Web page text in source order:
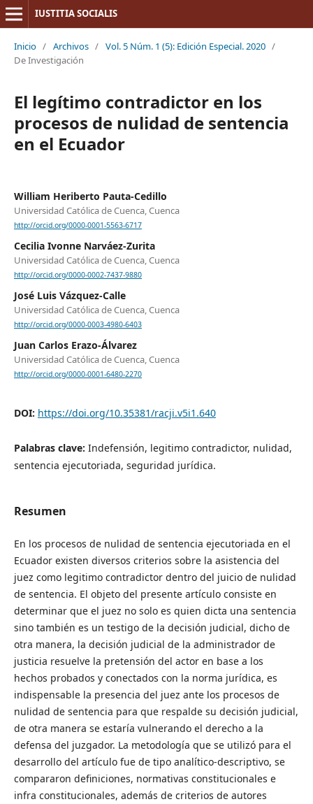
IUSTITIA SOCIALIS
Inicio / Archivos / Vol. 5 Núm. 1 (5): Edición Especial. 2020 /
De Investigación
El legítimo contradictor en los
procesos de nulidad de sentencia
en el Ecuador
William Heriberto Pauta-Cedillo
Universidad Católica de Cuenca, Cuenca
http://orcid.org/0000-0001-5563-6717
Cecilia Ivonne Narváez-Zurita
Universidad Católica de Cuenca, Cuenca
http://orcid.org/0000-0002-7437-9880
José Luis Vázquez-Calle
Universidad Católica de Cuenca, Cuenca
http://orcid.org/0000-0003-4980-6403
Juan Carlos Erazo-Álvarez
Universidad Católica de Cuenca, Cuenca
http://orcid.org/0000-0001-6480-2270
DOI: https://doi.org/10.35381/racji.v5i1.640
Palabras clave: Indefensión, legitimo contradictor, nulidad,
sentencia ejecutoriada, seguridad jurídica.
Resumen
En los procesos de nulidad de sentencia ejecutoriada en el
Ecuador existen diversos criterios sobre la asistencia del
juez como legitimo contradictor dentro del juicio de nulidad
de sentencia. El objeto del presente artículo consiste en
determinar que el juez no solo es quien dicta una sentencia
sino también es un testigo de la decisión judicial, dicho de
otra manera, la decisión judicial de la administrador de
justicia resuelve la pretensión del actor en base a los
hechos probados y conectados con la norma jurídica, es
indispensable la presencia del juez ante los procesos de
nulidad de sentencia para que respalde su decisión judicial,
de otra manera se estaría vulnerando el derecho a la
defensa del juzgador. La metodología que se utilizó para el
desarrollo del artículo fue de tipo analítico-descriptivo, se
compararon definiciones, normativas constitucionales e
infra constitucionales, además de criterios de autores